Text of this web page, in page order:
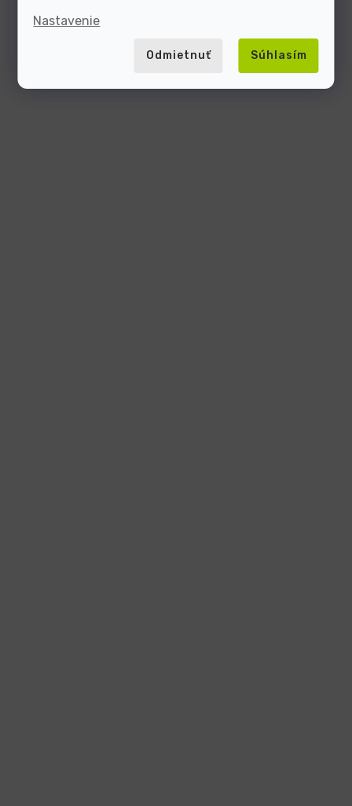
Nastavenie
Odmietnuť Súhlasím